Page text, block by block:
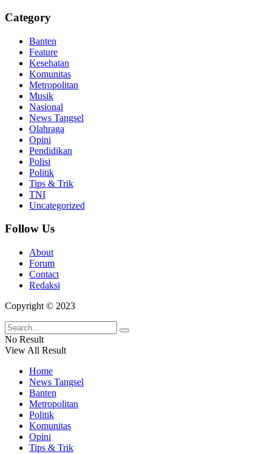
Category
Banten
Feature
Kesehatan
Komunitas
Metropolitan
Musik
Nasional
News Tangsel
Olahraga
Opini
Pendidikan
Polisi
Politik
Tips & Trik
TNI
Uncategorized
Follow Us
About
Forum
Contact
Redaksi
Copyright © 2023
No Result
View All Result
Home
News Tangsel
Banten
Metropolitan
Politik
Komunitas
Opini
Tips & Trik